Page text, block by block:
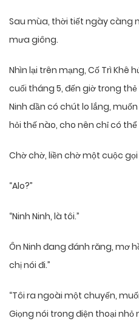
Sau mùa, thời tiết ngày càng
mưa giông.
Nhìn lại trên mạng, Cố Trì Khê
cuối tháng 5, đến giờ trong
Ninh dần có chút lo lắng,
hỏi thế nào, cho nên chỉ có thể
Chờ chờ, liền chờ một cuộc gọi
“Alo?”
“Ninh Ninh, là tôi.”
Ôn Ninh đang đánh răng, mơ
chị nói đi.”
“Tôi ra ngoài một chuyến,
Giọng nói trong điện thoại nhỏ